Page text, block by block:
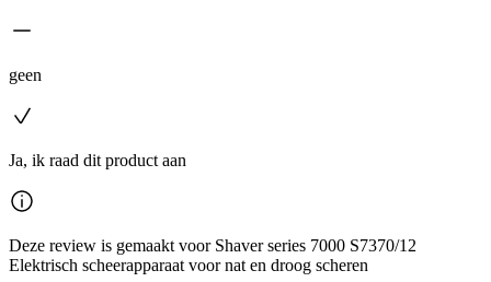
geen
Ja, ik raad dit product aan
Deze review is gemaakt voor Shaver series 7000 S7370/12
Elektrisch scheerapparaat voor nat en droog scheren